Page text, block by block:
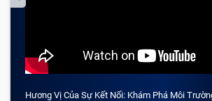
Hương Vị Của Sự Kết Nối: Khám Phá Môi